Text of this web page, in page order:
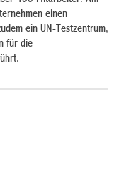
einen
ein UN-Testzentrum,
für die